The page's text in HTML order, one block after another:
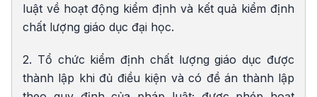
luật về hoạt động kiểm định và kết quả kiểm định
chất lượng giáo dục đại học.
2. Tổ chức kiểm định chất lượng giáo dục được
thành lập khi đủ điều kiện và có đề án thành lập